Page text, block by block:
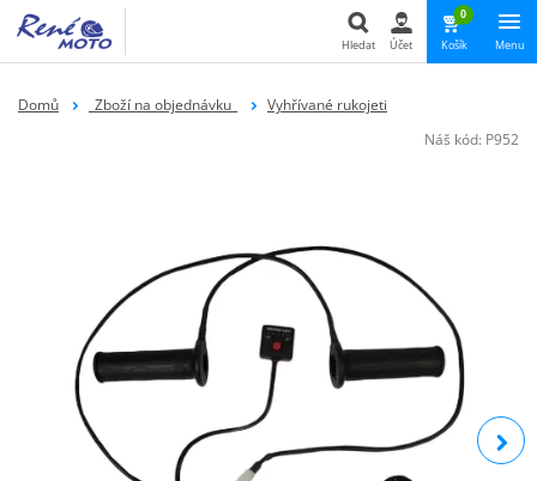
Hledat Účet
0
Košík Menu
Domů _Zboží na objednávku_
Vyhřívané rukojeti
Náš kód: P952